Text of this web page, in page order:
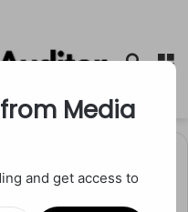
Search
Media
and get access to